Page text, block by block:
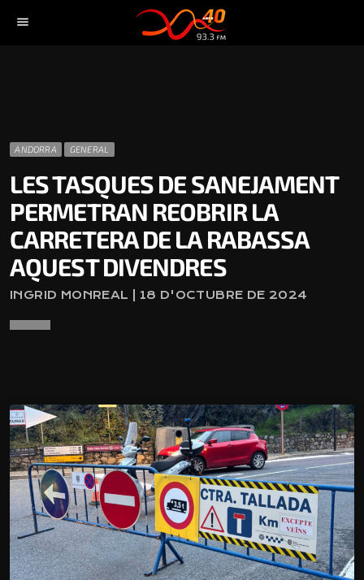
menu
ANDORRA GENERAL
LES TASQUES DE SANEJAMENT
PERMETRAN REOBRIR LA
CARRETERA DE LA RABASSA
AQUEST DIVENDRES
INGRID MONREAL | 18 D'OCTUBRE DE 2024